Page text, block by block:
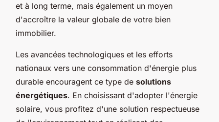
et à long terme, mais également un moyen
d'accroître la valeur globale de votre bien
immobilier.
Les avancées technologiques et les efforts
nationaux vers une consommation d'énergie plus
durable encouragent ce type de solutions
énergétiques. En choisissant d'adopter l'énergie
solaire, vous profitez d'une solution respectueuse